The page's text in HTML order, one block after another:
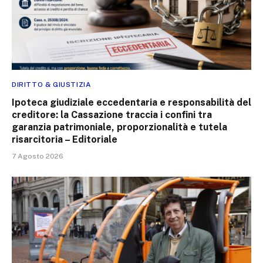
DIRITTO & GIUSTIZIA
Ipoteca giudiziale eccedentaria e responsabilità del
creditore: la Cassazione traccia i confini tra
garanzia patrimoniale, proporzionalità e tutela
risarcitoria – Editoriale
7 Agosto 2026